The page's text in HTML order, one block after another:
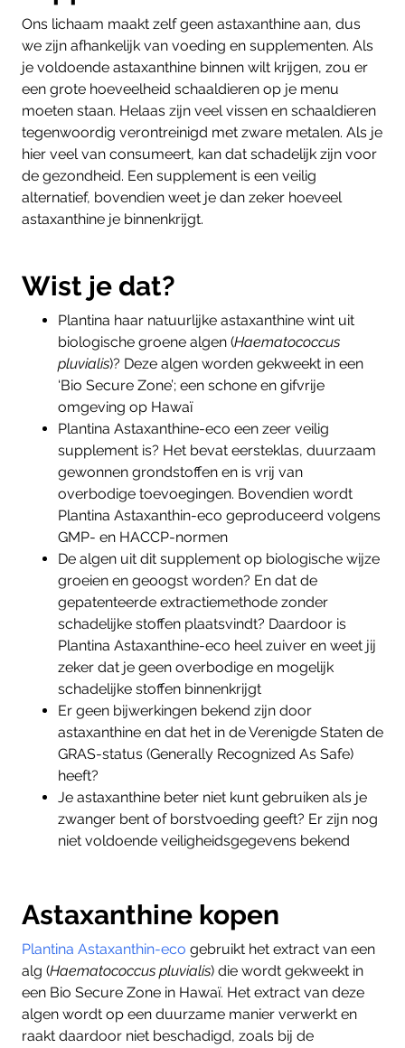
Ons lichaam maakt zelf geen astaxanthine aan, dus
we zijn afhankelijk van voeding en supplementen. Als
je voldoende astaxanthine binnen wilt krijgen, zou er
een grote hoeveelheid schaaldieren op je menu
moeten staan. Helaas zijn veel vissen en schaaldieren
tegenwoordig verontreinigd met zware metalen. Als je
hier veel van consumeert, kan dat schadelijk zijn voor
de gezondheid. Een supplement is een veilig
alternatief, bovendien weet je dan zeker hoeveel
astaxanthine je binnenkrijgt.
Wist je dat?
Plantina haar natuurlijke astaxanthine wint uit
biologische groene algen (Haematococcus
pluvialis)? Deze algen worden gekweekt in een
‘Bio Secure Zone’; een schone en gifvrije
omgeving op Hawaï
Plantina Astaxanthine-eco een zeer veilig
supplement is? Het bevat eersteklas, duurzaam
gewonnen grondstoffen en is vrij van
overbodige toevoegingen. Bovendien wordt
Plantina Astaxanthin-eco geproduceerd volgens
GMP- en HACCP-normen
De algen uit dit supplement op biologische wijze
groeien en geoogst worden? En dat de
gepatenteerde extractiemethode zonder
schadelijke stoffen plaatsvindt? Daardoor is
Plantina Astaxanthine-eco heel zuiver en weet jij
zeker dat je geen overbodige en mogelijk
schadelijke stoffen binnenkrijgt
Er geen bijwerkingen bekend zijn door
astaxanthine en dat het in de Verenigde Staten de
GRAS-status (Generally Recognized As Safe)
heeft?
Je astaxanthine beter niet kunt gebruiken als je
zwanger bent of borstvoeding geeft? Er zijn nog
niet voldoende veiligheidsgegevens bekend
Astaxanthine kopen
Plantina Astaxanthin-eco gebruikt het extract van een
alg (Haematococcus pluvialis) die wordt gekweekt in
een Bio Secure Zone in Hawaï. Het extract van deze
algen wordt op een duurzame manier verwerkt en
raakt daardoor niet beschadigd, zoals bij de